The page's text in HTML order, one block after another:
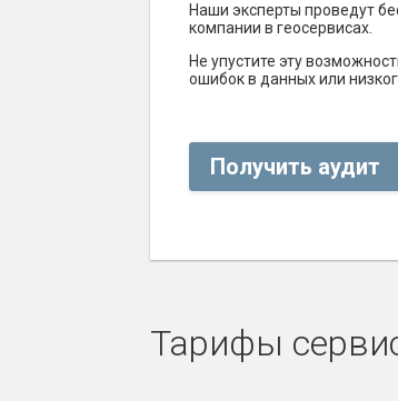
Наши эксперты проведут
компании в геосервисах.
Не упустите эту
ошибок в данных или
Получить аудит
Тарифы